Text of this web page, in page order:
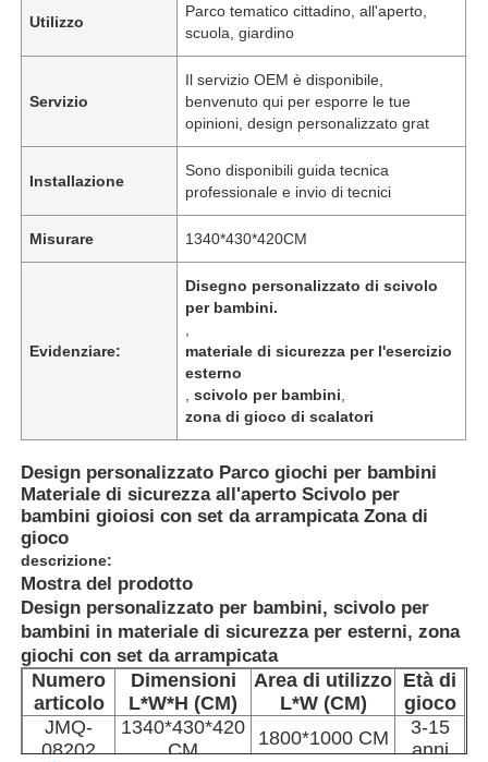
Casa
Prodotti
Utilizzo
Parco tematico cittadino, all'aperto,
scuola, giardino
Servizio
Il servizio OEM è disponibile,
benvenuto qui per esporre le tue
opinioni, design personalizzato grat
Installazione
Sono disponibili guida tecnica
professionale e invio di tecnici
Misurare 1340*430*420CM
Evidenziare:
Disegno personalizzato di scivolo
per bambini.
materiale di sicurezza per l'esercizio
esterno
,scivolo per bambini
zona di gioco di scalatori
Design personalizzato Parco giochi per bambini
Materiale di sicurezza all'aperto Scivolo per
bambini gioiosi con set da arrampicata Zona di
gioco
descrizione:
Mostra del prodotto
Design personalizzato per bambini, scivolo per
bambini in materiale di sicurezza per esterni, zona
giochi con set da arrampicata ​
Numero
articolo
Dimensioni
L*W*H (CM)
Area di utilizzo
L*W (CM)
Età di
gioco
JMQ-
08202
1340*430*420
CM
1800*1000 CM
3-15
anni